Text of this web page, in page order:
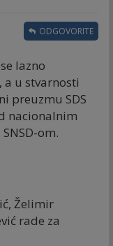
lazno
u stvarnosti
preuzmu SDS
nacionalnim
om.
ODGOVORITE
Želimir
rade za